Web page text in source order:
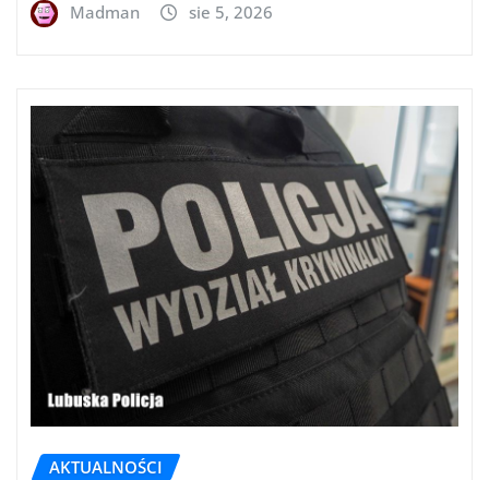
Madman sie 5, 2026
AKTUALNOŚCI